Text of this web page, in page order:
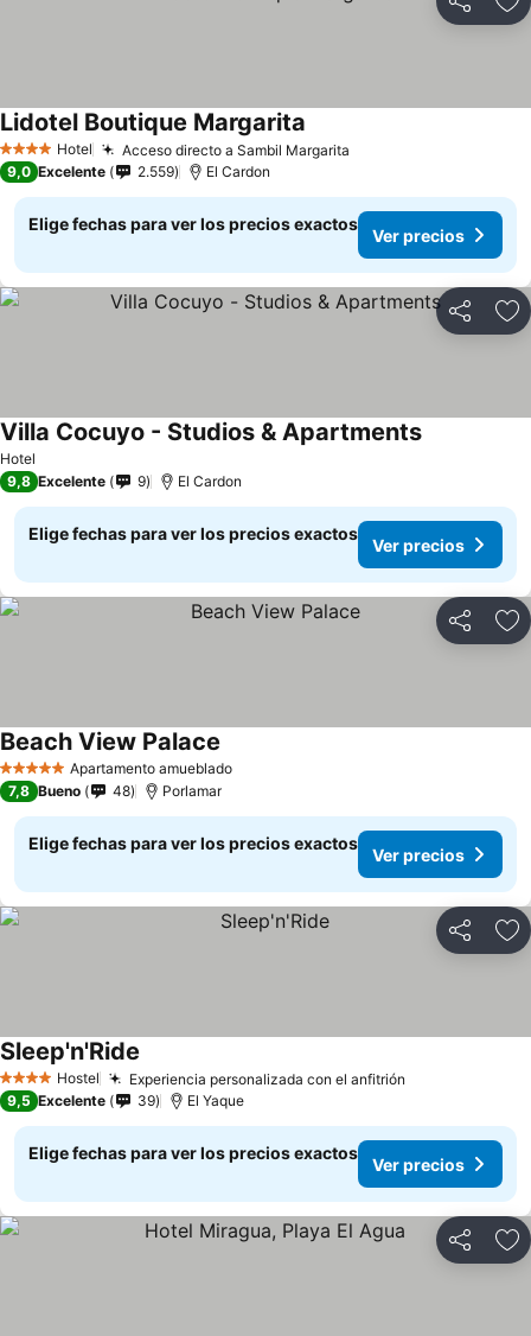
Compartir
4 EstrellasHotel Acceso directo a Sambil Margarita
Lidotel Boutique Margarita
9,0 Excelente 2.559 El Cardon
Elige fechas para ver los precios exactos
Ver precios
Compartir
Hotel
Villa Cocuyo - Studios & Apartments
9,8 Excelente 9 El Cardon
Elige fechas para ver los precios exactos
Ver precios
Compartir
5 Estrellas Apartamento amueblado
Beach View Palace
7,8 Bueno 48 Porlamar
Elige fechas para ver los precios exactos
Ver precios
Compartir
4 EstrellasHostel Experiencia personalizada con el anfitrión
Sleep'n'Ride
9,5 Excelente 39 El Yaque
Elige fechas para ver los precios exactos
Ver precios
Compartir